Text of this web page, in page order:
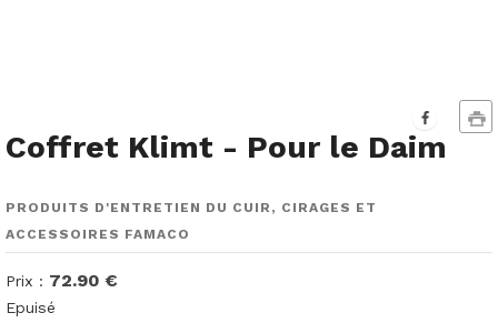
Coffret Klimt - Pour le Daim
PRODUITS D'ENTRETIEN DU CUIR, CIRAGES ET
ACCESSOIRES FAMACO
Prix : 72.90 €
Epuisé